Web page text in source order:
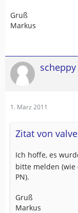
Gruß
Markus
scheppy
1. März 2011
Zitat von
Ich hoffe, es
bitte melden
PN).
Gruß
Markus